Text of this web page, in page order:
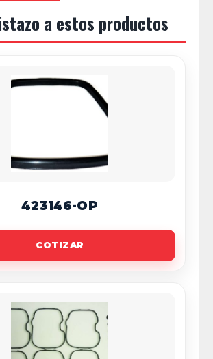
a estos productos
423146-OP
COTIZAR